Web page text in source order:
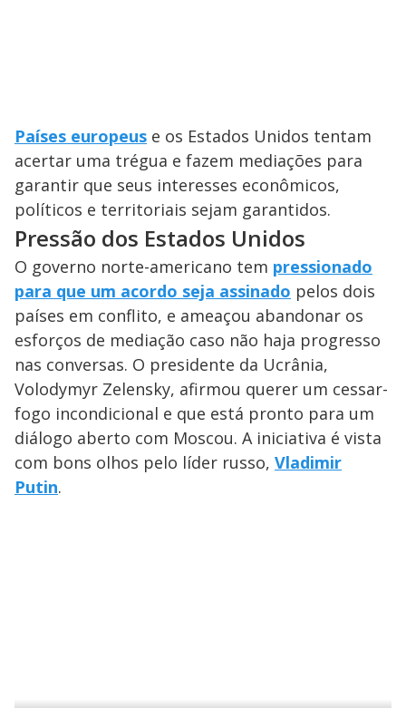
Países europeus e os Estados Unidos tentam
acertar uma trégua e fazem mediações para
garantir que seus interesses econômicos,
políticos e territoriais sejam garantidos.
Pressão dos Estados Unidos
O governo norte-americano tem pressionado
para que um acordo seja assinado pelos dois
países em conflito, e ameaçou abandonar os
esforços de mediação caso não haja progresso
nas conversas. O presidente da Ucrânia,
Volodymyr Zelensky, afirmou querer um cessar-
fogo incondicional e que está pronto para um
diálogo aberto com Moscou. A iniciativa é vista
com bons olhos pelo líder russo, Vladimir
Putin.